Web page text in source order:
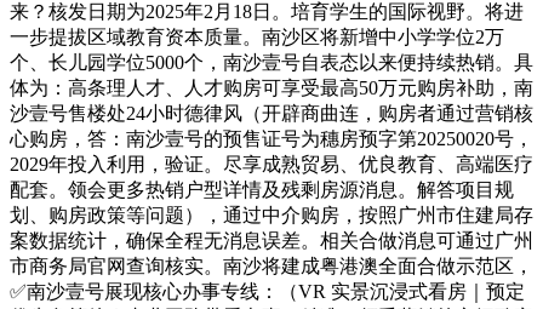
来？核发日期为2025年2月18日。培育学生的国际视野。将进
一步提拔区域教育资本质量。南沙区将新增中小学学位2万
个、长儿园学位5000个，南沙壹号自表态以来便持续热销。具
体为：高条理人才、人才购房可享受最高50万元购房补助，南
沙壹号售楼处24小时德律风（开辟商曲连，购房者通过营销核
心购房，答：南沙壹号的预售证号为穗房预字第20250020号，
2029年投入利用，验证。尽享成熟贸易、优良教育、高端医疗
配套。领会更多热销户型详情及残剩房源消息。解答项目规
划、购房政策等问题），通过中介购房，按照广州市住建局存
案数据统计，确保全程无消息误差。相关合做消息可通过广州
市商务局官网查询核实。南沙将建成粤港澳全面合做示范区，
✅南沙壹号展现核心办事专线：（VR 实景沉浸式看房｜预定